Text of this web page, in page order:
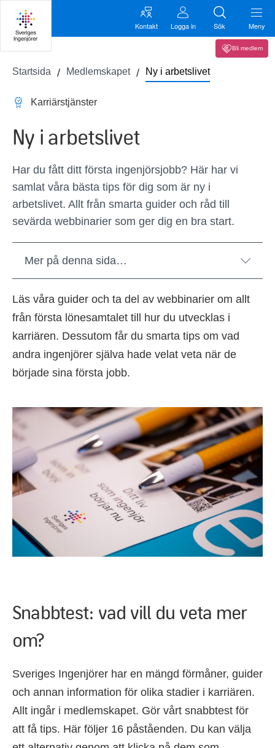
Kontakt Logga in Sök Meny
Bli medlem
Startsida Medlemskapet Ny i arbetslivet
Karriärstjänster
Ny i arbetslivet
Har du fått ditt första ingenjörsjobb? Här har vi
samlat våra bästa tips för dig som är ny i
arbetslivet. Allt från smarta guider och råd till
sevärda webbinarier som ger dig en bra start.
Mer på denna sida…
Läs våra guider och ta del av webbinarier om allt
från första lönesamtalet till hur du utvecklas i
karriären. Dessutom får du smarta tips om vad
andra ingenjörer själva hade velat veta när de
började sina första jobb.
Snabbtest: vad vill du veta mer
om?
Sveriges Ingenjörer har en mängd förmåner, guider
och annan information för olika stadier i karriären.
Allt ingår i medlemskapet. Gör vårt snabbtest för
att få tips. Här följer 16 påståenden. Du kan välja